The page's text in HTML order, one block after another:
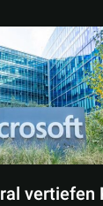
vertiefen